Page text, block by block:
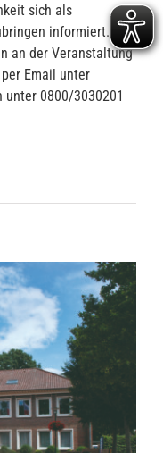
sich als
informiert.
an der Veranstaltung
Email unter
unter 0800/3030201